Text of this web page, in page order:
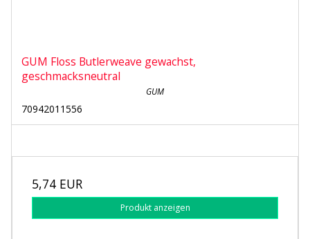
GUM Floss Butlerweave gewachst,
geschmacksneutral
GUM
70942011556
5,74 EUR
Produkt anzeigen